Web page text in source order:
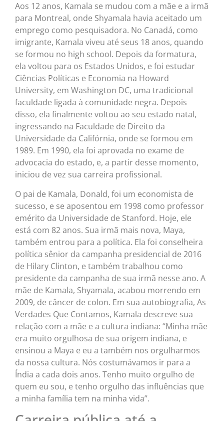
Aos 12 anos, Kamala se mudou com a mãe e a irmã
para Montreal, onde Shyamala havia aceitado um
emprego como pesquisadora. No Canadá, como
imigrante, Kamala viveu até seus 18 anos, quando
se formou no high school. Depois da formatura,
ela voltou para os Estados Unidos, e foi estudar
Ciências Políticas e Economia na Howard
University, em Washington DC, uma tradicional
faculdade ligada à comunidade negra. Depois
disso, ela finalmente voltou ao seu estado natal,
ingressando na Faculdade de Direito da
Universidade da Califórnia, onde se formou em
1989. Em 1990, ela foi aprovada no exame de
advocacia do estado, e, a partir desse momento,
iniciou de vez sua carreira profissional.
O pai de Kamala, Donald, foi um economista de
sucesso, e se aposentou em 1998 como professor
emérito da Universidade de Stanford. Hoje, ele
está com 82 anos. Sua irmã mais nova, Maya,
também entrou para a política. Ela foi conselheira
política sênior da campanha presidencial de 2016
de Hilary Clinton, e também trabalhou como
presidente da campanha de sua irmã nesse ano. A
mãe de Kamala, Shyamala, acabou morrendo em
2009, de câncer de colon. Em sua autobiografia, As
Verdades Que Contamos, Kamala descreve sua
relação com a mãe e a cultura indiana: “Minha mãe
era muito orgulhosa de sua origem indiana, e
ensinou a Maya e eu a também nos orgulharmos
da nossa cultura. Nós costumávamos ir para a
Índia a cada dois anos. Tenho muito orgulho de
quem eu sou, e tenho orgulho das influências que
a minha família tem na minha vida”.